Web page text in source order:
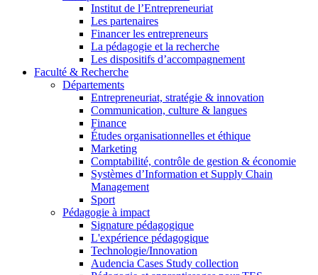
Institut de l’Entrepreneuriat
Les partenaires
Financer les entrepreneurs
La pédagogie et la recherche
Les dispositifs d’accompagnement
Faculté & Recherche
Départements
Entrepreneuriat, stratégie & innovation
Communication, culture & langues
Finance
Études organisationnelles et éthique
Marketing
Comptabilité, contrôle de gestion & économie
Systèmes d’Information et Supply Chain
Management
Sport
Pédagogie à impact
Signature pédagogique
L'expérience pédagogique
Technologie/Innovation
Audencia Cases Study collection